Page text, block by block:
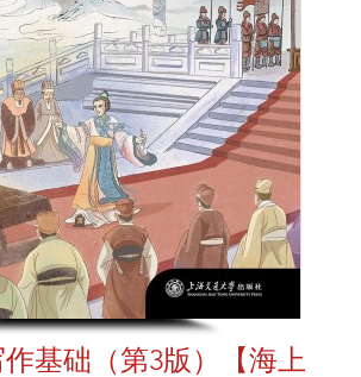
基础（第3版）【海上